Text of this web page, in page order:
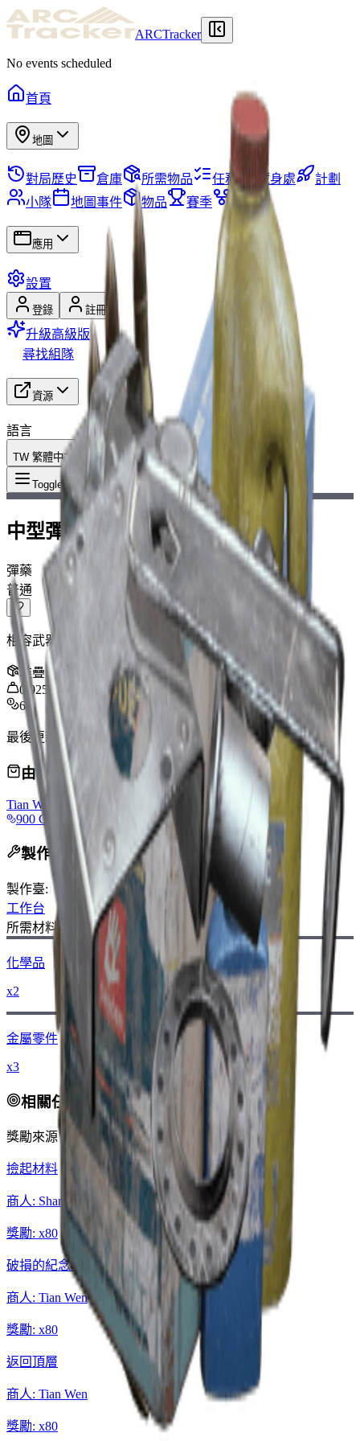
ARCTracker
No events scheduled
首頁
地圖
對局歷史 倉庫 所需物品 任務 藏身處
計劃
小隊
地圖事件 物品 賽季 技能樹
應用
設置
登錄 註冊
升級高級版
尋找組隊
資源
語言
TW 繁體中文
Toggle Menu 物品 :中型彈藥
中型彈藥
彈藥
普通
相容武器：Rattler、Tempest、Arpeggio、Renegade、Torrente
堆疊:80
0.025 kg
6
最後更新 :Feb 24, 2026
由商人販售
Tian Wen
900 Coins
製作配方
製作臺:
工作台
所需材料：
化學品
x2
金屬零件
x3
相關任務
獎勵來源：
撿起材料
商人: Shani
獎勵: x80
破損的紀念碑
商人: Tian Wen
獎勵: x80
返回頂層
商人: Tian Wen
獎勵: x80